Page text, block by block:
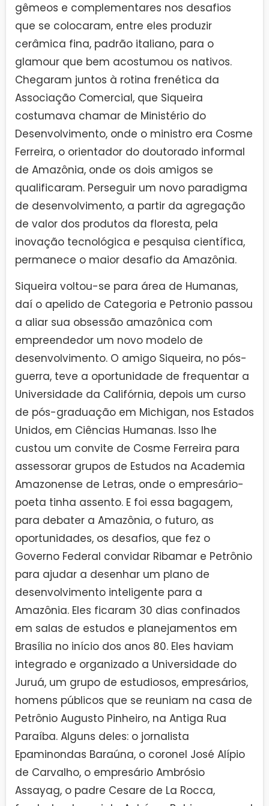
gêmeos e complementares nos desafios
que se colocaram, entre eles produzir
cerâmica fina, padrão italiano, para o
glamour que bem acostumou os nativos.
Chegaram juntos à rotina frenética da
Associação Comercial, que Siqueira
costumava chamar de Ministério do
Desenvolvimento, onde o ministro era Cosme
Ferreira, o orientador do doutorado informal
de Amazônia, onde os dois amigos se
qualificaram. Perseguir um novo paradigma
de desenvolvimento, a partir da agregação
de valor dos produtos da floresta, pela
inovação tecnológica e pesquisa científica,
permanece o maior desafio da Amazônia.
Siqueira voltou-se para área de Humanas,
daí o apelido de Categoria e Petronio passou
a aliar sua obsessão amazônica com
empreendedor um novo modelo de
desenvolvimento. O amigo Siqueira, no pós-
guerra, teve a oportunidade de frequentar a
Universidade da Califórnia, depois um curso
de pós-graduação em Michigan, nos Estados
Unidos, em Ciências Humanas. Isso lhe
custou um convite de Cosme Ferreira para
assessorar grupos de Estudos na Academia
Amazonense de Letras, onde o empresário-
poeta tinha assento. E foi essa bagagem,
para debater a Amazônia, o futuro, as
oportunidades, os desafios, que fez o
Governo Federal convidar Ribamar e Petrônio
para ajudar a desenhar um plano de
desenvolvimento inteligente para a
Amazônia. Eles ficaram 30 dias confinados
em salas de estudos e planejamentos em
Brasília no início dos anos 80. Eles haviam
integrado e organizado a Universidade do
Juruá, um grupo de estudiosos, empresários,
homens públicos que se reuniam na casa de
Petrônio Augusto Pinheiro, na Antiga Rua
Paraíba. Alguns deles: o jornalista
Epaminondas Baraúna, o coronel José Alípio
de Carvalho, o empresário Ambrósio
Assayag, o padre Cesare de La Rocca,